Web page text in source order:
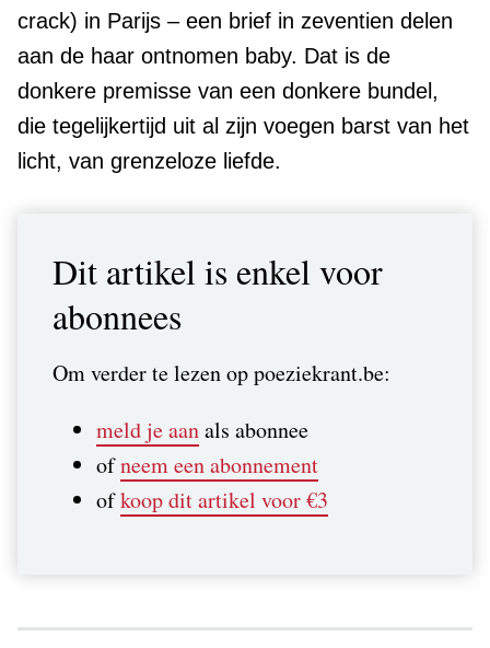
crack) in Parijs – een brief in zeventien delen
aan de haar ontnomen baby. Dat is de
donkere premisse van een donkere bundel,
die tegelijkertijd uit al zijn voegen barst van het
licht, van grenzeloze liefde.
Dit artikel is enkel voor
abonnees
Om verder te lezen op poeziekrant.be:
meld je aanals abonnee
ofneem een abonnement
ofkoop dit artikel voor €3